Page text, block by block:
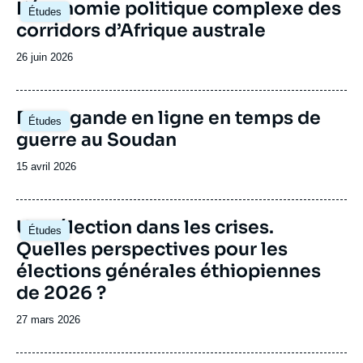
Études
Image
principale
L’économie politique complexe des
corridors d’Afrique australe
Date
publication
26 juin 2026
Études
Image
principale
Propagande en ligne en temps de
guerre au Soudan
Date
publication
15 avril 2026
Études
Image
principale
Une élection dans les crises.
Quelles perspectives pour les
élections générales éthiopiennes
de 2026 ?
Date
publication
27 mars 2026